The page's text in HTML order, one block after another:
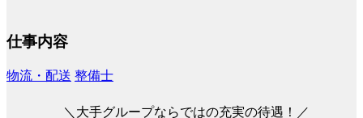
仕事内容
物流・配送 整備士
＼大手グループならではの充実の待遇！／